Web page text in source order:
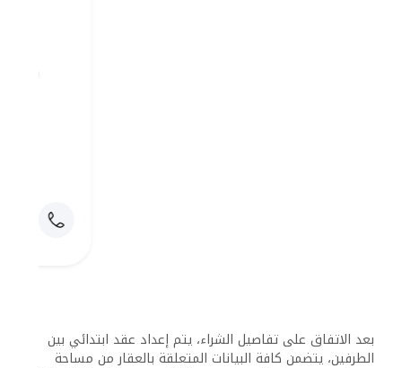
الرسوم والضرائب العقارية
المواطن المصري، دون وجود ضرائب إضافية مفروضة عليهم
لكونهم غير مصريين. وتشمل هذه الرسوم: